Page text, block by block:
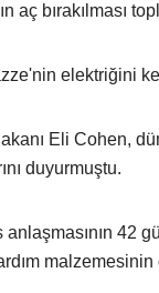
aç bırakılması
elektriğini
Eli Cohen,
duyurmuştu.
anlaşmasının 42